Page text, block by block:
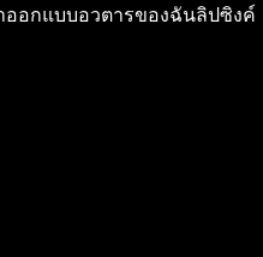
ออกแบบอวตารของฉันลิปซิงค์